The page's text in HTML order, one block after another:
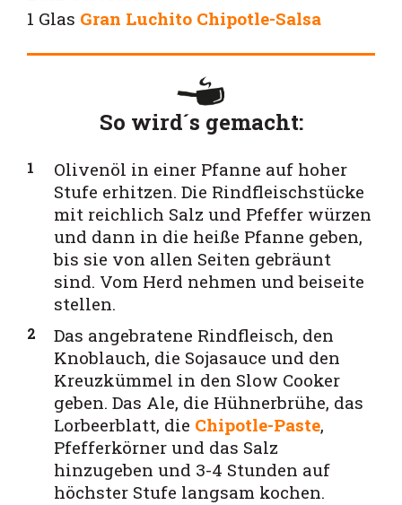
1 Glas Gran Luchito Chipotle-Salsa
So wird´s gemacht:
Olivenöl in einer Pfanne auf hoher
Stufe erhitzen. Die Rindfleischstücke
mit reichlich Salz und Pfeffer würzen
und dann in die heiße Pfanne geben,
bis sie von allen Seiten gebräunt
sind. Vom Herd nehmen und beiseite
stellen.
Das angebratene Rindfleisch, den
Knoblauch, die Sojasauce und den
Kreuzkümmel in den Slow Cooker
geben. Das Ale, die Hühnerbrühe, das
Lorbeerblatt, die Chipotle-Paste,
Pfefferkörner und das Salz
hinzugeben und 3-4 Stunden auf
höchster Stufe langsam kochen.